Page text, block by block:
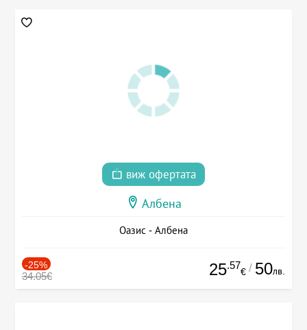
виж офертата
Албена
Оазис - Албена
-25%
34.05€ 25.57
€ / 50лв.